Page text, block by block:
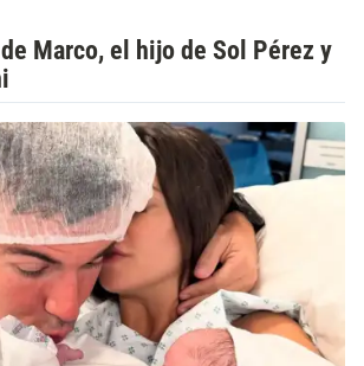
Marco, el hijo de Sol Pérez y